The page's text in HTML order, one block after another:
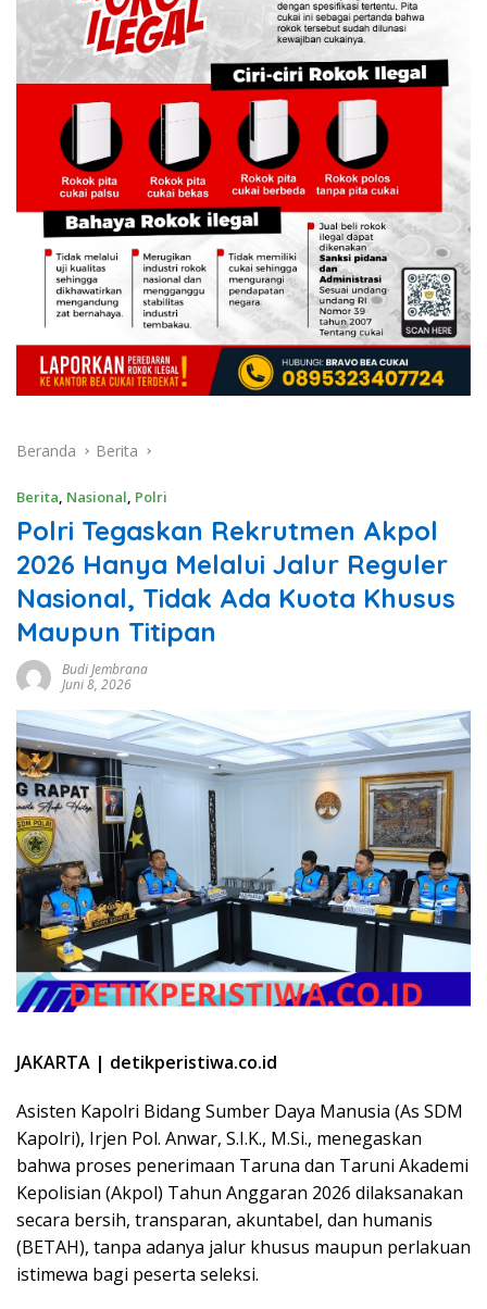
Beranda Berita
Berita, Nasional, Polri
Polri Tegaskan Rekrutmen Akpol
2026 Hanya Melalui Jalur Reguler
Nasional, Tidak Ada Kuota Khusus
Maupun Titipan
Budi Jembrana
Juni 8, 2026
JAKARTA | detikperistiwa.co.id
Asisten Kapolri Bidang Sumber Daya Manusia (As SDM
Kapolri), Irjen Pol. Anwar, S.I.K., M.Si., menegaskan
bahwa proses penerimaan Taruna dan Taruni Akademi
Kepolisian (Akpol) Tahun Anggaran 2026 dilaksanakan
secara bersih, transparan, akuntabel, dan humanis
(BETAH), tanpa adanya jalur khusus maupun perlakuan
istimewa bagi peserta seleksi.